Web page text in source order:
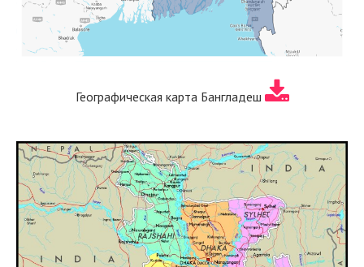
Географическая карта Бангладеш